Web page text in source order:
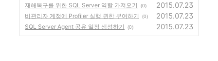
재해복구를 위한 SQL Server 역할 가져오기 (0) 2015.07.23
비관리자 계정에 Profiler 실행 권한 부여하기 (0) 2015.07.23
SQL Server Agent 공유 일정 생성하기 (0) 2015.07.23